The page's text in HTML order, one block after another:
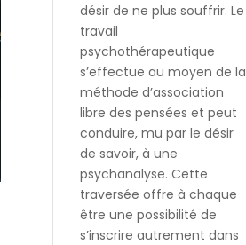
désir de ne plus souffrir. Le
travail
psychothérapeutique
s’effectue au moyen de la
méthode d’association
libre des pensées et peut
conduire, mu par le désir
de savoir, à une
psychanalyse. Cette
traversée offre à chaque
être une possibilité de
s’inscrire autrement dans